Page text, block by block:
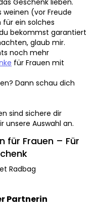
Geschenk lieben.
weinen (vor Freude
für ein solches
bekommst garantiert
glaub mir.
noch mehr
für Frauen mit
Dann schau dich
sind sichere dir
unsere Auswahl an.
für Frauen – Für
Radbag
Partnerin